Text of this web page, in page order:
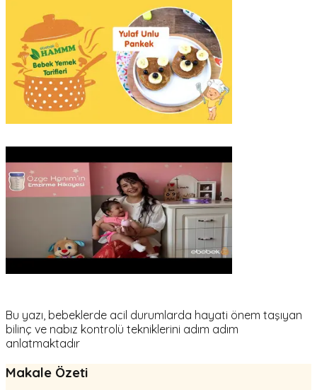
Bu yazı, bebeklerde acil durumlarda hayati önem taşıyan
bilinç ve nabız kontrolü tekniklerini adım adım
anlatmaktadır
Makale Özeti